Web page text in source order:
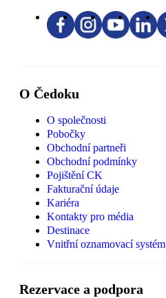
O Čedoku
O společnosti
Pobočky
Obchodní partneři
Obchodní podmínky
Pojištění CK
Fakturační údaje
Kariéra
Kontakty pro média
Destinace
Vnitřní oznamovací systém
Rezervace a podpora